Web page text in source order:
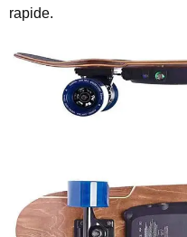
rapide.